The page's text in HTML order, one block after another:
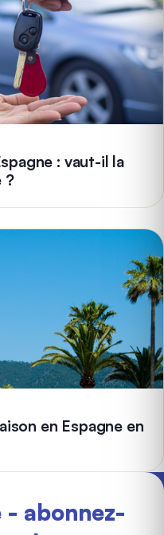
: vaut-il la
?
en Espagne en
- abonnez-